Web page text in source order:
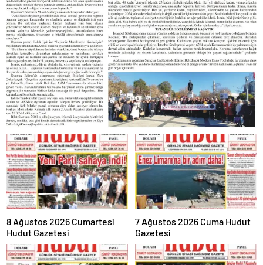
8 Ağustos 2026 Cumartesi
Hudut Gazetesi
7 Ağustos 2026 Cuma Hudut
Gazetesi